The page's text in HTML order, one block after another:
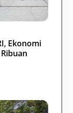
Ekonomi